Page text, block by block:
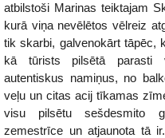
atbilstoši Marinas teiktajam
kurā viņa nevēlētos vēlreiz
tik skarbi, galvenokārt tāpēc,
kā tūrists pilsētā parasti
autentiskus namiņus, no
veļu un citas acij tīkamas
visu pilsētu sešdesmito
zemestrīce un atjaunota tā